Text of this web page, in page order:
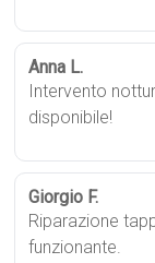
Anna L.
Intervento
disponibile!
Giorgio F.
Riparazione
funzionante.